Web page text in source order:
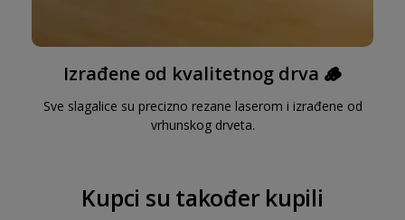
Izrađene od kvalitetnog drva 🪵
Sve slagalice su precizno rezane laserom i izrađene od
vrhunskog drveta.
Kupci su također kupili